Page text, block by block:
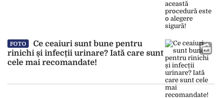
FOTO
Ce ceaiuri sunt bune pentru
rinichi și infecții urinare? Iată care sunt
cele mai recomandate!